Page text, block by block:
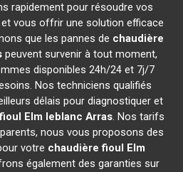
rapidement pour résoudre vos
vous offrir une solution efficace
que les pannes de chaudière
peuvent survenir à tout moment,
disponibles 24h/24 et 7j/7
Nos techniciens qualifiés
délais pour diagnostiquer et
Elm leblanc Arras. Nos tarifs
nous vous proposons des
votre chaudière fioul Elm
également des garanties sur